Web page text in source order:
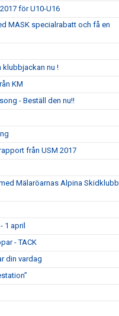
för U10-U16
MASK specialrabatt och få en
klubbjackan nu !
KM
- Beställ den nu!!
från USM 2017
Mälaröarnas Alpina Skidklubb
1 april
- TACK
din vardag